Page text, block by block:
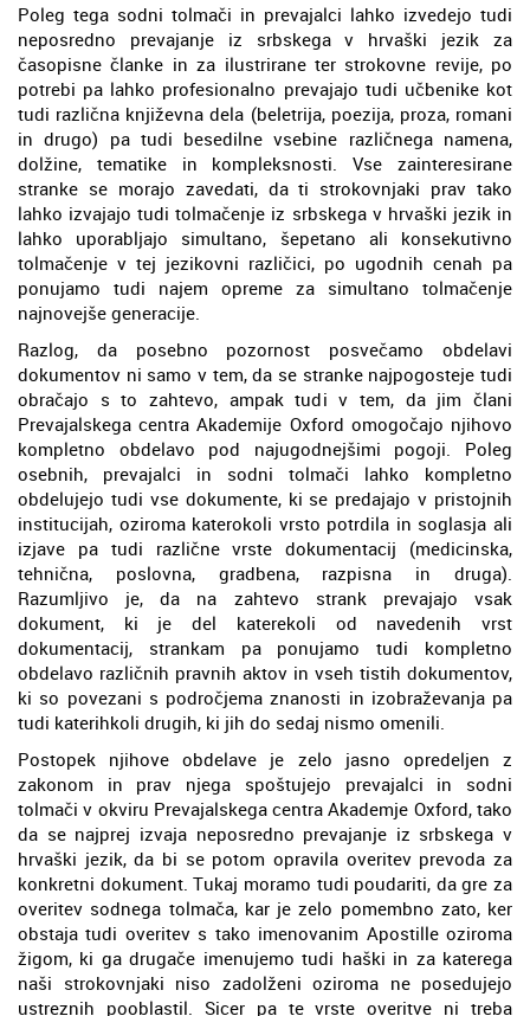
Poleg tega sodni tolmači in prevajalci lahko izvedejo tudi
neposredno prevajanje iz srbskega v hrvaški jezik za
časopisne članke in za ilustrirane ter strokovne revije, po
potrebi pa lahko profesionalno prevajajo tudi učbenike kot
tudi različna književna dela (beletrija, poezija, proza, romani
in drugo) pa tudi besedilne vsebine različnega namena,
dolžine, tematike in kompleksnosti. Vse zainteresirane
stranke se morajo zavedati, da ti strokovnjaki prav tako
lahko izvajajo tudi tolmačenje iz srbskega v hrvaški jezik in
lahko uporabljajo simultano, šepetano ali konsekutivno
tolmačenje v tej jezikovni različici, po ugodnih cenah pa
ponujamo tudi najem opreme za simultano tolmačenje
najnovejše generacije.
Razlog, da posebno pozornost posvečamo obdelavi
dokumentov ni samo v tem, da se stranke najpogosteje tudi
obračajo s to zahtevo, ampak tudi v tem, da jim člani
Prevajalskega centra Akademije Oxford omogočajo njihovo
kompletno obdelavo pod najugodnejšimi pogoji. Poleg
osebnih, prevajalci in sodni tolmači lahko kompletno
obdelujejo tudi vse dokumente, ki se predajajo v pristojnih
institucijah, oziroma katerokoli vrsto potrdila in soglasja ali
izjave pa tudi različne vrste dokumentacij (medicinska,
tehnična, poslovna, gradbena, razpisna in druga).
Razumljivo je, da na zahtevo strank prevajajo vsak
dokument, ki je del katerekoli od navedenih vrst
dokumentacij, strankam pa ponujamo tudi kompletno
obdelavo različnih pravnih aktov in vseh tistih dokumentov,
ki so povezani s področjema znanosti in izobraževanja pa
tudi katerihkoli drugih, ki jih do sedaj nismo omenili.
Postopek njihove obdelave je zelo jasno opredeljen z
zakonom in prav njega spoštujejo prevajalci in sodni
tolmači v okviru Prevajalskega centra Akademje Oxford, tako
da se najprej izvaja neposredno prevajanje iz srbskega v
hrvaški jezik, da bi se potom opravila overitev prevoda za
konkretni dokument. Tukaj moramo tudi poudariti, da gre za
overitev sodnega tolmača, kar je zelo pomembno zato, ker
obstaja tudi overitev s tako imenovanim Apostille oziroma
žigom, ki ga drugače imenujemo tudi haški in za katerega
naši strokovnjaki niso zadolženi oziroma ne posedujejo
ustreznih pooblastil. Sicer pa te vrste overitve ni treba